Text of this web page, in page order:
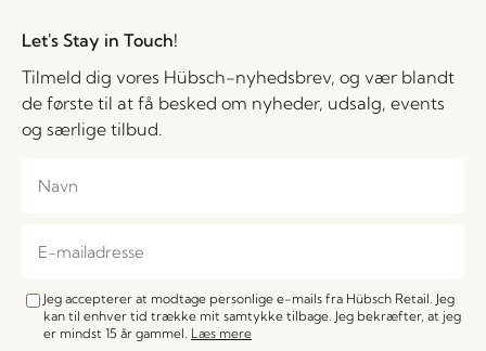
Let's Stay in Touch!
Tilmeld dig vores Hübsch-nyhedsbrev, og vær blandt
de første til at få besked om nyheder, udsalg, events
og særlige tilbud.
Jeg accepterer at modtage personlige e-mails fra Hübsch Retail. Jeg
kan til enhver tid trække mit samtykke tilbage. Jeg bekræfter, at jeg
er mindst 15 år gammel. Læs mere